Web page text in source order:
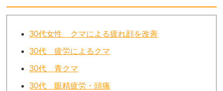
30代女性 クマによる疲れ顔を改善
30代 疲労によるクマ
30代 青クマ
30代 眼精疲労・頭痛